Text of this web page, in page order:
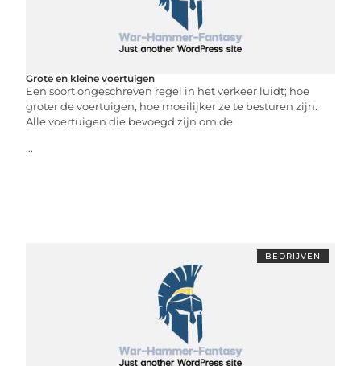
Grote en kleine voertuigen
Een soort ongeschreven regel in het verkeer luidt; hoe
groter de voertuigen, hoe moeilijker ze te besturen zijn.
Alle voertuigen die bevoegd zijn om de
...
BEDRIJVEN